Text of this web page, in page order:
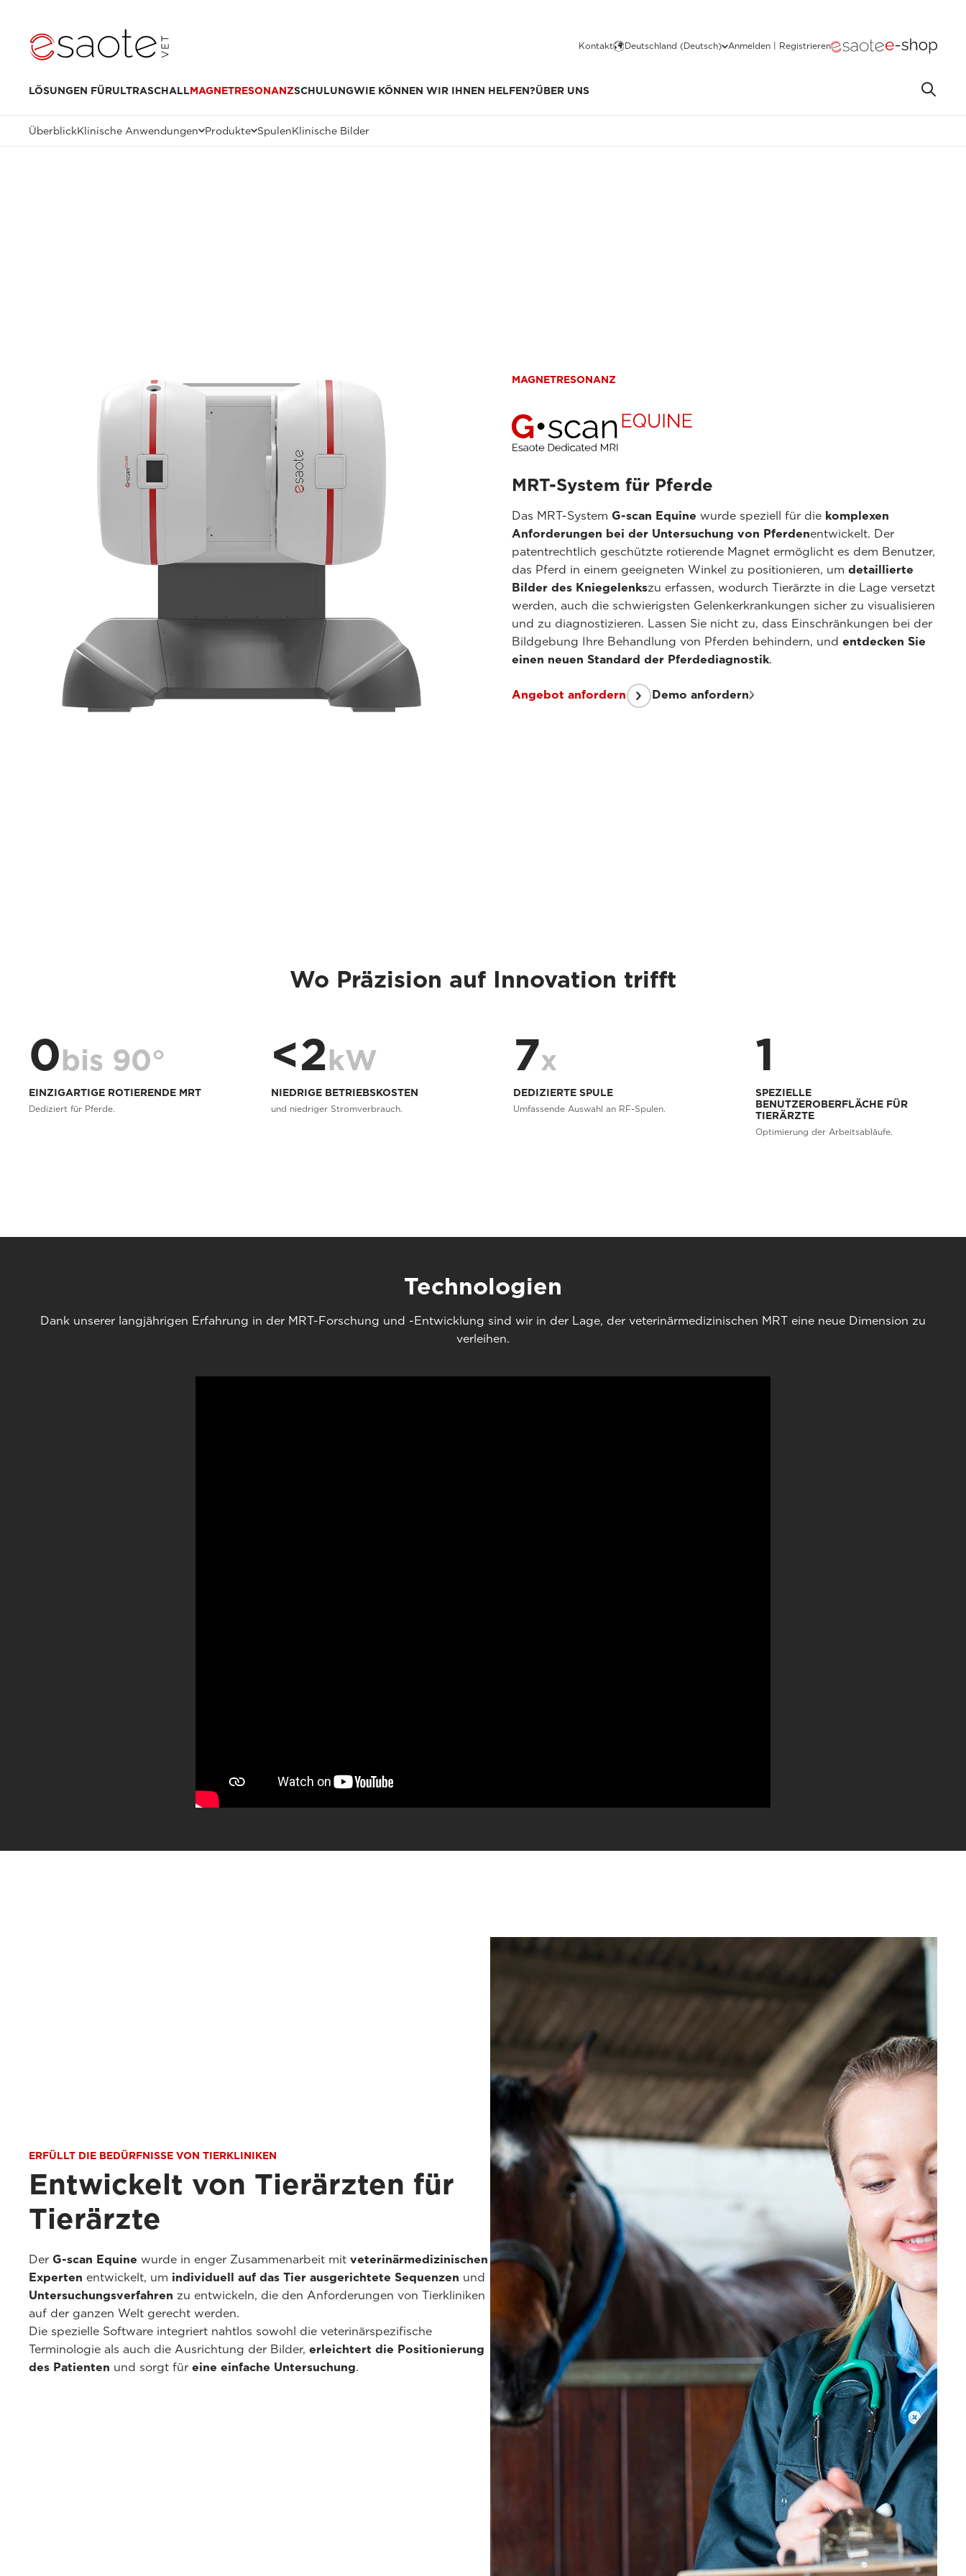
Kontakt Deutschland (Deutsch) Anmelden | Registrieren
LÖSUNGEN FÜRULTRASCHALLMAGNETRESONANZSCHULUNGWIE KÖNNEN WIR IHNEN HELFEN?ÜBER UNS
ÜberblickKlinische Anwendungen Produkte SpulenKlinische Bilder
MAGNETRESONANZ
MRT-System für Pferde
Das MRT-System G-scan Equine wurde speziell für die komplexen
Anforderungen bei der Untersuchung von Pferdenentwickelt. Der
patentrechtlich geschützte rotierende Magnet ermöglicht es dem Benutzer,
das Pferd in einem geeigneten Winkel zu positionieren, um detaillierte
Bilder des Kniegelenkszu erfassen, wodurch Tierärzte in die Lage versetzt
werden, auch die schwierigsten Gelenkerkrankungen sicher zu visualisieren
und zu diagnostizieren. Lassen Sie nicht zu, dass Einschränkungen bei der
Bildgebung Ihre Behandlung von Pferden behindern, und entdecken Sie
einen neuen Standard der Pferdediagnostik.
Angebot anfordern Demo anfordern
Wo Präzision auf Innovation trifft
0bis 90°
EINZIGARTIGE ROTIERENDE MRT
Dediziert für Pferde.
<2kW
NIEDRIGE BETRIEBSKOSTEN
und niedriger Stromverbrauch.
7x
DEDIZIERTE SPULE
Umfassende Auswahl an RF-Spulen.
1
SPEZIELLE
BENUTZEROBERFLÄCHE FÜR
TIERÄRZTE
Optimierung der Arbeitsabläufe.
Technologien
Dank unserer langjährigen Erfahrung in der MRT-Forschung und -Entwicklung sind wir in der Lage, der veterinärmedizinischen MRT eine neue Dimension zu
verleihen.
ERFÜLLT DIE BEDÜRFNISSE VON TIERKLINIKEN
Entwickelt von Tierärzten für
Tierärzte
Der G-scan Equine wurde in enger Zusammenarbeit mit veterinärmedizinischen
Experten entwickelt, um individuell auf das Tier ausgerichtete Sequenzen und
Untersuchungsverfahren zu entwickeln, die den Anforderungen von Tierkliniken
auf der ganzen Welt gerecht werden.
Die spezielle Software integriert nahtlos sowohl die veterinärspezifische
Terminologie als auch die Ausrichtung der Bilder, erleichtert die Positionierung
des Patienten und sorgt für eine einfache Untersuchung.